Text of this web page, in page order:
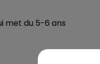
CAISSE
met du 5-6 ans